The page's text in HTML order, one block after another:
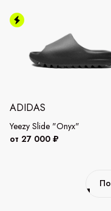
ADIDAS
Yeezy Slide "Onyx"
от 27 000 ₽